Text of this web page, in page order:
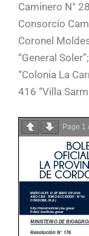
Caminero N°
Consorcio
Coronel
“General
“Colonia La
416 “Villa
Page 1 /